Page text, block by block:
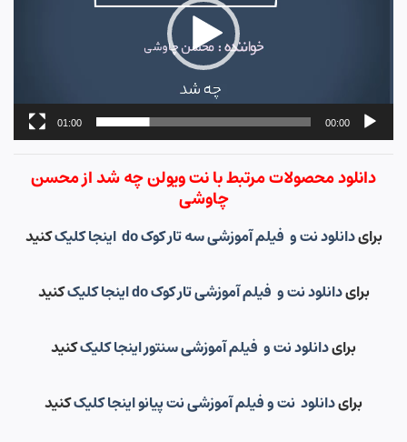
00:00
01:00
دانلود محصولات مرتبط با نت ویولن چه شد از محسن
چاوشی
برایدانلود نت و فیلم آموزشی سه تار کوک do اینجا کلیک کنید
برایدانلود نت و فیلم آموزشی تار کوک do اینجا کلیک کنید
برایدانلود نت و فیلم آموزشی سنتور اینجا کلیککنید
برایدانلود نت و فیلم آموزشی نت پیانو اینجا کلیککنید